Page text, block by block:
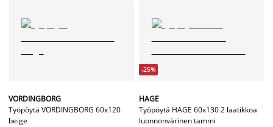
VORDINGBORG
Työpöytä VORDINGBORG 60x120
beige
-25%
HAGE
Työpöytä HAGE 60x130 2 laatikkoa
luonnonvärinen tammi